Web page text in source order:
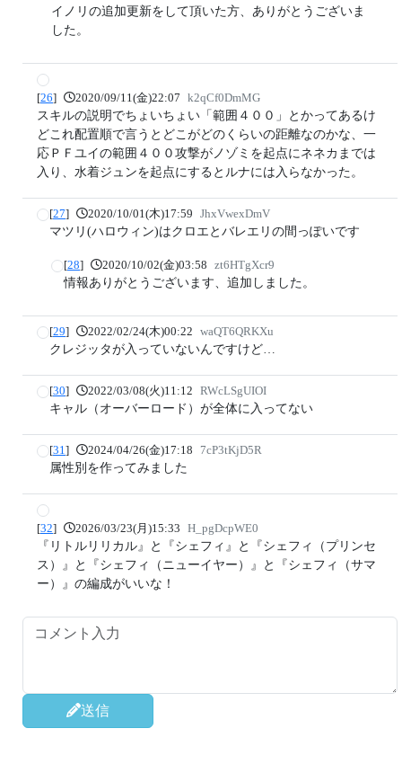
イノリの追加更新をして頂いた方、ありがとうございま
した。
[26] 2020/09/11(金)22:07 k2qCf0DmMG
スキルの説明でちょいちょい「範囲４００」とかってあるけ
どこれ配置順で言うとどこがどのくらいの距離なのかな、一
応ＰＦユイの範囲４００攻撃がノゾミを起点にネネカまでは
入り、水着ジュンを起点にするとルナには入らなかった。
[27] 2020/10/01(木)17:59 JhxVwexDmV
マツリ(ハロウィン)はクロエとバレエリの間っぽいです
[28] 2020/10/02(金)03:58 zt6HTgXcr9
情報ありがとうございます、追加しました。
[29] 2022/02/24(木)00:22 waQT6QRKXu
クレジッタが入っていないんですけど…
[30] 2022/03/08(火)11:12 RWcLSgUIOI
キャル（オーバーロード）が全体に入ってない
[31] 2024/04/26(金)17:18 7cP3tKjD5R
属性別を作ってみました
[32] 2026/03/23(月)15:33 H_pgDcpWE0
『リトルリリカル』と『シェフィ』と『シェフィ（プリンセ
ス）』と『シェフィ（ニューイヤー）』と『シェフィ（サマ
ー）』の編成がいいな！
送信